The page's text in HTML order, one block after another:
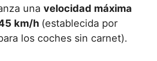
una velocidad máxima
km/h (establecida por
los coches sin carnet).